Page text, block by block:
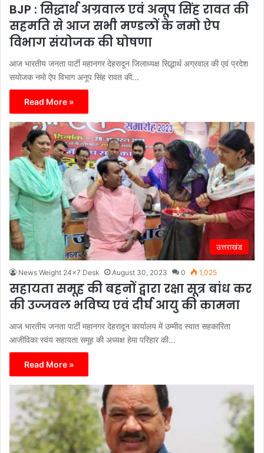
BJP : सिद्धार्थ अग्रवाल एवं अनूप सिंह रावत की
सहमति से आज सभी मण्डलों के नमो ऐप
विभाग संयोजक की घोषणा
आज भारतीय जनता पार्टी महानगर देहरादून जिलाध्यक्ष सिद्धार्थ अग्रवाल की एवं प्रदेश
सयोजक नमो ऐप विभाग अनूप सिंह रावत की…
Read More »
उत्तराखंड
News Weight 24x7 Desk August 30, 2023 0 1,025
सहायता समूह की बहनों द्वारा रक्षा सूत्र बांध कर
की उज्जवल भविष्य एवं दीर्घ आयु की कामना
आज भारतीय जनता पार्टी महानगर देहरादून कार्यालय में उम्मीद स्वात सहकारिता
आजीविका स्वंय सहायता समूह की अध्यक्ष हेमा परिहार की…
Read More »